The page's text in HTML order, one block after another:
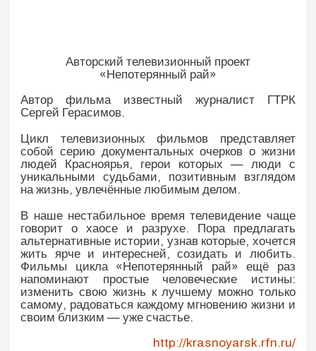
Авторский телевизионный проект
«Непотерянный рай»
Автор фильма известный журналист ГТРК
Сергей Герасимов.
Цикл телевизионных фильмов представляет
собой серию документальных очерков о жизни
людей Красноярья, герои которых — люди с
уникальными судьбами, позитивным взглядом
на жизнь, увлечённые любимым делом.
В наше нестабильное время телевидение чаще
говорит о хаосе и разрухе. Пора предлагать
альтернативные истории, узнав которые, хочется
жить ярче и интересней, созидать и любить.
Фильмы цикла «Непотерянный рай» ещё раз
напоминают простые человеческие истины:
изменить свою жизнь к лучшему можно только
самому, радоваться каждому мгновению жизни и
своим близким — уже счастье.
http://krasnoyarsk.rfn.ru/